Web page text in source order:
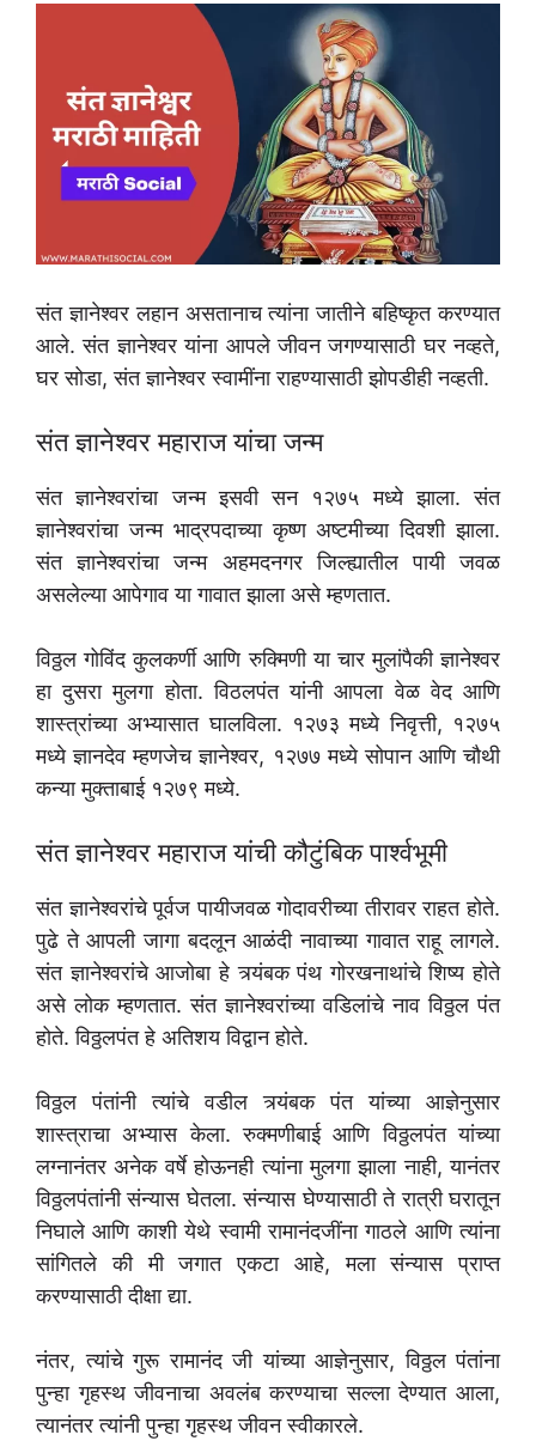
संत ज्ञानेश्वर लहान असतानाच त्यांना जातीने बहिष्कृत करण्यात
आले. संत ज्ञानेश्वर यांना आपले जीवन जगण्यासाठी घर नव्हते,
घर सोडा, संत ज्ञानेश्वर स्वामींना राहण्यासाठी झोपडीही नव्हती.
संत ज्ञानेश्वर महाराज यांचा जन्म
संत ज्ञानेश्वरांचा जन्म इसवी सन १२७५ मध्ये झाला. संत
ज्ञानेश्वरांचा जन्म भाद्रपदाच्या कृष्ण अष्टमीच्या दिवशी झाला.
संत ज्ञानेश्वरांचा जन्म अहमदनगर जिल्ह्यातील पायी जवळ
असलेल्या आपेगाव या गावात झाला असे म्हणतात.
विठ्ठल गोविंद कुलकर्णी आणि रुक्मिणी या चार मुलांपैकी ज्ञानेश्वर
हा दुसरा मुलगा होता. विठलपंत यांनी आपला वेळ वेद आणि
शास्त्रांच्या अभ्यासात घालविला. १२७३ मध्ये निवृत्ती, १२७५
मध्ये ज्ञानदेव म्हणजेच ज्ञानेश्वर, १२७७ मध्ये सोपान आणि चौथी
कन्या मुक्ताबाई १२७९ मध्ये.
संत ज्ञानेश्वर महाराज यांची कौटुंबिक पार्श्वभूमी
संत ज्ञानेश्वरांचे पूर्वज पायीजवळ गोदावरीच्या तीरावर राहत होते.
पुढे ते आपली जागा बदलून आळंदी नावाच्या गावात राहू लागले.
संत ज्ञानेश्वरांचे आजोबा हे त्र्यंबक पंथ गोरखनाथांचे शिष्य होते
असे लोक म्हणतात. संत ज्ञानेश्वरांच्या वडिलांचे नाव विठ्ठल पंत
होते. विठ्ठलपंत हे अतिशय विद्वान होते.
विठ्ठल पंतांनी त्यांचे वडील त्र्यंबक पंत यांच्या आज्ञेनुसार
शास्त्राचा अभ्यास केला. रुक्मणीबाई आणि विठ्ठलपंत यांच्या
लग्नानंतर अनेक वर्षे होऊनही त्यांना मुलगा झाला नाही, यानंतर
विठ्ठलपंतांनी संन्यास घेतला. संन्यास घेण्यासाठी ते रात्री घरातून
निघाले आणि काशी येथे स्वामी रामानंदजींना गाठले आणि त्यांना
सांगितले की मी जगात एकटा आहे, मला संन्यास प्राप्त
करण्यासाठी दीक्षा द्या.
नंतर, त्यांचे गुरू रामानंद जी यांच्या आज्ञेनुसार, विठ्ठल पंतांना
पुन्हा गृहस्थ जीवनाचा अवलंब करण्याचा सल्ला देण्यात आला,
त्यानंतर त्यांनी पुन्हा गृहस्थ जीवन स्वीकारले.